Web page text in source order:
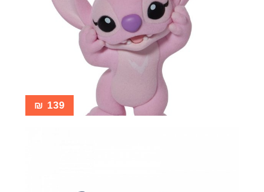
139
₪